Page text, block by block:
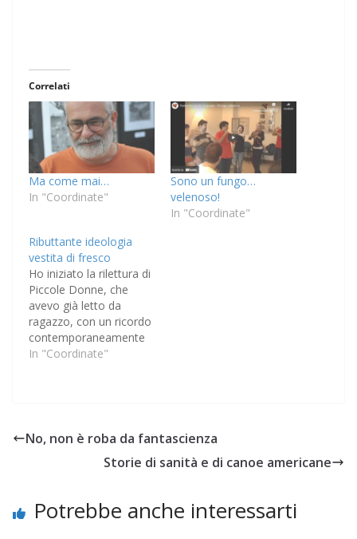
Correlati
Ma come mai…
In "Coordinate"
Sono un fungo…
velenoso!
In "Coordinate"
Ributtante ideologia
vestita di fresco
Ho iniziato la rilettura di
Piccole Donne, che
avevo già letto da
ragazzo, con un ricordo
contemporaneamente
esatto ma anche nutrito
molti episodi con
grande precisione: la
malattia di Beth, le
In "Coordinate"
No, non è roba da fantascienza
Storie di sanità e di canoe americane
Potrebbe anche interessarti